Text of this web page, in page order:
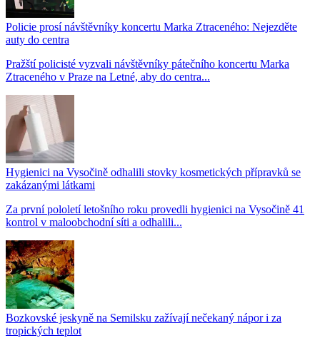
Policie prosí návštěvníky koncertu Marka Ztraceného: Nejezděte
auty do centra
Pražští policisté vyzvali návštěvníky pátečního koncertu Marka
Ztraceného v Praze na Letné, aby do centra...
Hygienici na Vysočině odhalili stovky kosmetických přípravků se
zakázanými látkami
Za první pololetí letošního roku provedli hygienici na Vysočině 41
kontrol v maloobchodní síti a odhalili...
Bozkovské jeskyně na Semilsku zažívají nečekaný nápor i za
tropických teplot